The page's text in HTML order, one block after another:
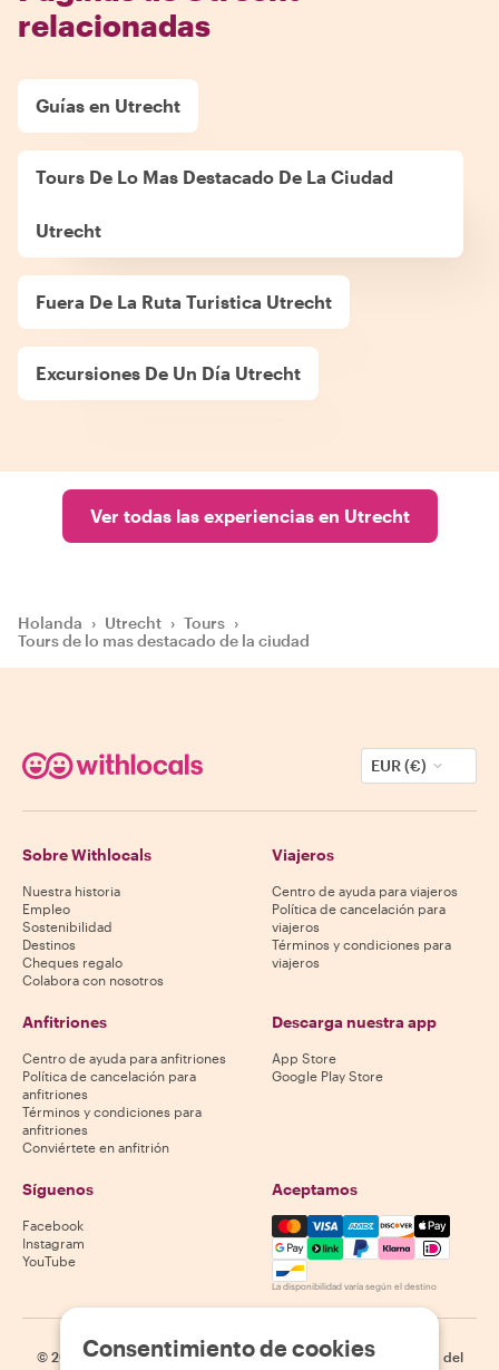
relacionadas
Guías en Utrecht
Tours De Lo Mas Destacado De La Ciudad
Utrecht
Fuera De La Ruta Turistica Utrecht
Excursiones De Un Día Utrecht
Ver todas las experiencias en Utrecht
Holanda › Utrecht › Tours ›
Tours de lo mas destacado de la ciudad
EUR (€)
Sobre Withlocals
Nuestra historia
Empleo
Sostenibilidad
Destinos
Cheques regalo
Colabora con nosotros
Viajeros
Centro de ayuda para viajeros
Política de cancelación para
viajeros
Términos y condiciones para
viajeros
Anfitriones
Centro de ayuda para anfitriones
Política de cancelación para
anfitriones
Términos y condiciones para
anfitriones
Conviértete en anfitrión
Descarga nuestra app
App Store
Google Play Store
Síguenos
Facebook
Instagram
YouTube
Aceptamos
Mastercard, Visa, Amex,
La disponibilidad varía según el destino
© 2026 Withlocals.com | Política de privacidad | Cookies Mapa del
Consentimiento de cookies